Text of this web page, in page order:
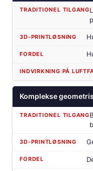
Komplekse